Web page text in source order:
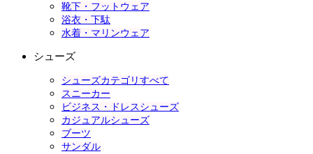
靴下・フットウェア
浴衣・下駄
水着・マリンウェア
シューズ
シューズカテゴリすべて
スニーカー
ビジネス・ドレスシューズ
カジュアルシューズ
ブーツ
サンダル